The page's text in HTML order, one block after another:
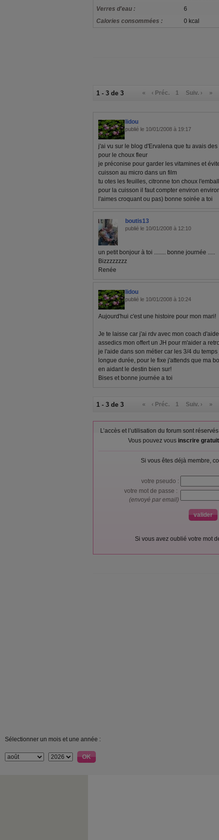
Verres d'eau :
6
Calories consommées :
0 kcal
1 - 3 de 3 « ‹ Préc. 1 Suiv. › »
lidou
publié le 10/01/2008 à 19:17
j'ai vu sur le blog d'Ervalena que tu avais
pour le choux fleur
je préconise pour garder les vitamines et
cuisson au micro dans un film
tu otes les feuilles, citronne ton choux
pour la cuisson il faut compter environ
l'aimes croquant ou pas) bonne soirée a toi
boutis13
publié le 10/01/2008 à 12:10
un petit bonjour à toi ........ bonne journée .....
Bizzzzzzzz
Renée
lidou
publié le 10/01/2008 à 10:24
Aujourd'hui c'est une histoire pour mon mari!
Je te laisse car j'ai rdv avec mon coach
assedics mon offert un JH pour m'aider a
je l'aide dans son métier car les 3/4 du
longue durée, pour le fixe j'attends que ma
en aidant le destin bien sur!
Bises et bonne journée a toi
1 - 3 de 3 « ‹ Préc. 1 Suiv. › »
L’accès et l’utilisation du forum sont
Vous pouvez vous inscrire
Si vous êtes déjà membre,
votre pseudo :
votre mot de passe :
(envoyé par email)
Si vous avez oublié votre mot
Sélectionner un mois et une année :